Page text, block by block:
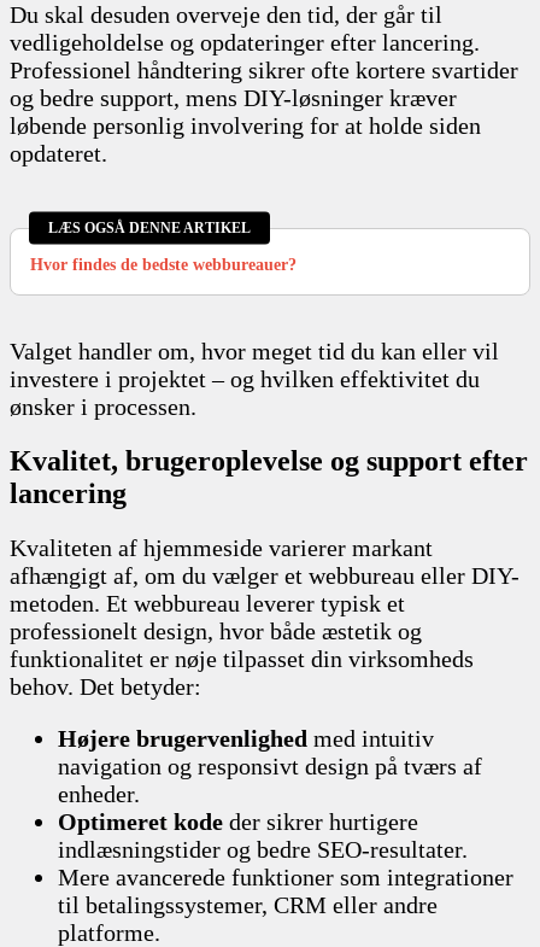
Du skal desuden overveje den tid, der går til
vedligeholdelse og opdateringer efter lancering.
Professionel håndtering sikrer ofte kortere svartider
og bedre support, mens DIY-løsninger kræver
løbende personlig involvering for at holde siden
opdateret.
LÆS OGSÅ DENNE ARTIKEL
Hvor findes de bedste webbureauer?
Valget handler om, hvor meget tid du kan eller vil
investere i projektet – og hvilken effektivitet du
ønsker i processen.
Kvalitet, brugeroplevelse og support efter
lancering
Kvaliteten af hjemmeside varierer markant
afhængigt af, om du vælger et webbureau eller DIY-
metoden. Et webbureau leverer typisk et
professionelt design, hvor både æstetik og
funktionalitet er nøje tilpasset din virksomheds
behov. Det betyder:
Højere brugervenlighed med intuitiv
navigation og responsivt design på tværs af
enheder.
Optimeret kode der sikrer hurtigere
indlæsningstider og bedre SEO-resultater.
Mere avancerede funktioner som integrationer
til betalingssystemer, CRM eller andre
platforme.